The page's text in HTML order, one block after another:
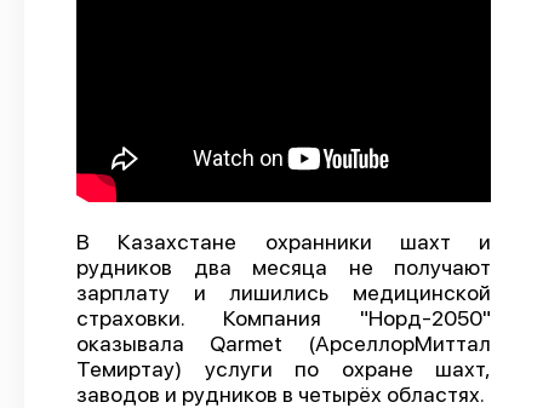
В Казахстане охранники шахт и
рудников два месяца не получают
зарплату и лишились медицинской
страховки. Компания "Норд-2050"
оказывала Qarmet (АрселлорМиттал
Темиртау) услуги по охране шахт,
заводов и рудников в четырёх областях.